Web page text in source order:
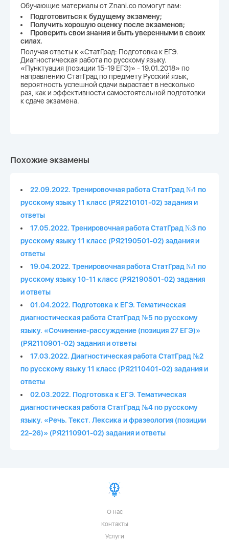
Обучающие материалы от Znani.co помогут вам:
Подготовиться к будущему экзамену;
Получить хорошую оценку после экзаменов;
Проверить свои знания и быть уверенными в своих
силах.
Получая ответы к «СтатГрад: Подготовка к ЕГЭ.
Диагностическая работа по русскому языку.
«Пунктуация (позиции 15-19 ЕГЭ)» - 19.01.2018» по
направлению СтатГрад по предмету Русский язык,
вероятность успешной сдачи вырастает в несколько
раз, как и эффективности самостоятельной подготовки
к сдаче экзамена.
Похожие экзамены
22.09.2022. Тренировочная работа СтатГрад №1 по
русскому языку 11 класс (РЯ2210101-02) задания и
ответы
17.05.2022. Тренировочная работа СтатГрад №3 по
русскому языку 11 класс (РЯ2190501-02) задания и
ответы
19.04.2022. Тренировочная работа СтатГрад №1 по
русскому языку 10-11 класс (РЯ2190501-02) задания
и ответы
01.04.2022. Подготовка к ЕГЭ. Тематическая
диагностическая работа СтатГрад №5 по русскому
языку. «Сочинение-рассуждение (позиция 27 ЕГЭ)»
(РЯ2110901-02) задания и ответы
17.03.2022. Диагностическая работа СтатГрад №2
по русскому языку 11 класс (РЯ2110401-02) задания и
ответы
02.03.2022. Подготовка к ЕГЭ. Тематическая
диагностическая работа СтатГрад №4 по русскому
языку. «Речь. Текст. Лексика и фразеология (позиции
22–26)» (РЯ2110901-02) задания и ответы
О нас
Контакты
Услуги